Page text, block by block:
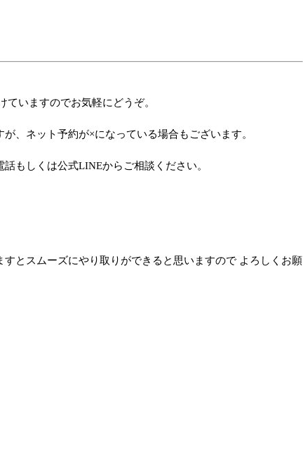
いますのでお気軽にどうぞ。
、ネット予約が×になっている場合もございます。
もしくは公式LINEからご相談ください。
とスムーズにやり取りができると思いますので よろしくお願